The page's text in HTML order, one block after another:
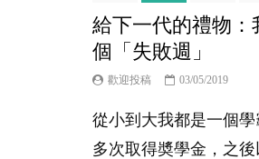
給下一代的禮物：
個「失敗週」
歡迎投稿 03/05/2019
從小到大我都是一個
多次取得奬學金，之